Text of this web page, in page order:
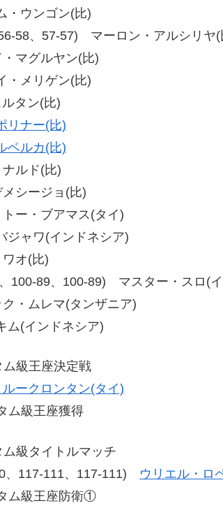
ウンゴン(比)
58、57-57) マーロン・アルシリヤ(
マグルヤン(比)
メリゲン(比)
タン(比)
リナー(比)
ベルカ(比)
ルド(比)
シージョ(比)
ー・ブアマス(タイ)
ャワ(インドネシア)
オ(比)
100-89、100-89) マスター・スロ(
・ムレマ(タンザニア)
(インドネシア)
級王座決定戦
ークロンタン(タイ)
ム級王座獲得
級タイトルマッチ
、117-111、117-111) ウリエル・ロ
ム級王座防衛①